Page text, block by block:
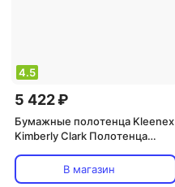
4.5
5 422 ₽
Бумажные полотенца Kleenex
Kimberly Clark Полотенца
Clark Interfold Z-сложения 2-
слойные 15 пачек по 186
В магазин